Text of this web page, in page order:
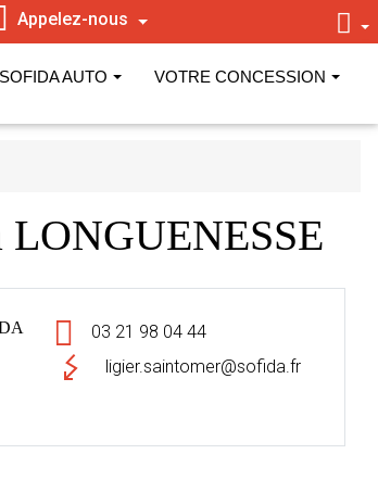
Appelez-nous
SOFIDA AUTO VOTRE CONCESSION
LONGUENESSE
03 21 98 04 44
ligier.saintomer@sofida.fr